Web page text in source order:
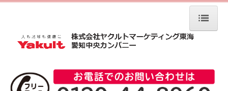
HOME
商品情報